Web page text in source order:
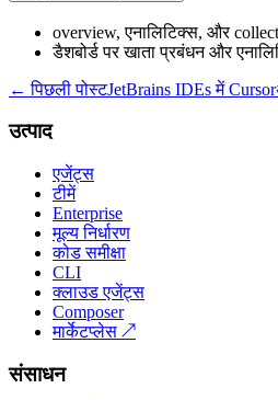
overview, एनालिटिक्स, और
डैशबोर्ड पर खाता प्रबंधन और
← पिछली पोस्टJetBrains IDEs में Cursor
उत्पाद
एजेंट्स
टीमें
Enterprise
मूल्य निर्धारण
कोड समीक्षा
CLI
क्लाउड एजेंट्स
Composer
मार्केटप्लेस ↗
संसाधन